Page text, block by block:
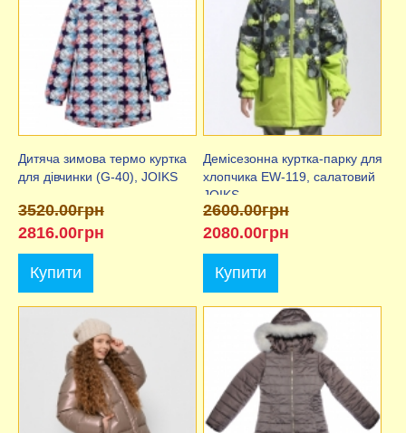
Дитяча зимова термо куртка
для дівчинки (G-40), JOIKS
3520.00грн
2816.00грн
Купити
Демісезонна куртка-парку для
хлопчика EW-119, салатовий
JOIKS
2600.00грн
2080.00грн
Купити